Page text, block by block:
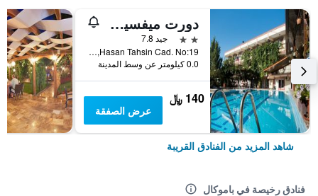
دورت ميفسيم هوتل
2 نجمتين
جيد 7.8
Hasan Tahsin Cad. No:19, باموكال, تركيا
0.0 كيلومتر عن وسط المدينة
140 ﷼
عرض الصفقة
شاهد المزيد من الفنادق القريبة
فنادق رخيصة في باموكال